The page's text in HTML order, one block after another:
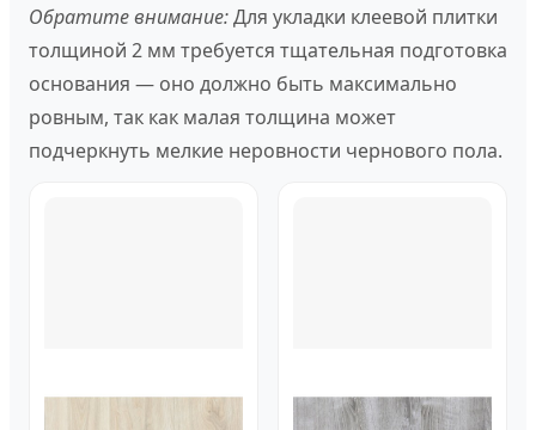
Обратите внимание:Для укладки клеевой плитки
толщиной 2 мм требуется тщательная подготовка
основания — оно должно быть максимально
ровным, так как малая толщина может
подчеркнуть мелкие неровности чернового пола.